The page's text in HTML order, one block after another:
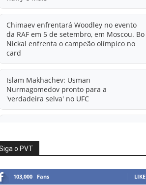
Chimaev enfrentará Woodley no evento
da RAF em 5 de setembro, em Moscou. Bo
Nickal enfrenta o campeão olímpico no
card
Islam Makhachev: Usman
Nurmagomedov pronto para a
'verdadeira selva' no UFC
informações sobre possível mudança
para o UFC após novas negociações.
Islam Makhachev: Há concorrentes
o PVT
103,000 Fans LIKE